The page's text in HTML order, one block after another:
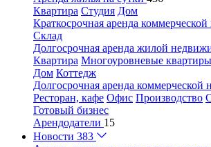
Квартира Студия Дом
Краткосрочная аренда
Склад
Долгосрочная аренда жилой
Квартира Многоуровневые квартиры
Дом Коттедж
Долгосрочная аренда коммерческой
Ресторан, кафе Офис Производство
Готовый бизнес
Арендодатели 15
Новости 383